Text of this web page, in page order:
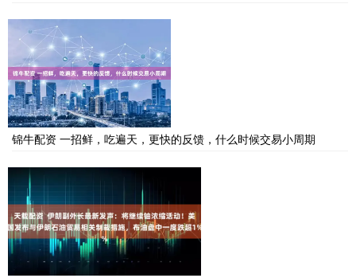
锦牛配资 一招鲜，吃遍天，更快的反馈，什么时候交易小周期